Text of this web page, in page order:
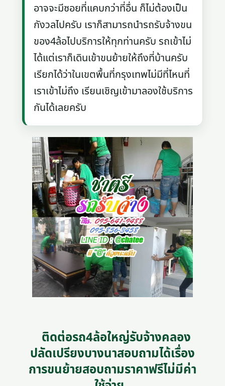
อาจจะมีซอยที่แคบกว่าที่อื่น ก็ไม่ต้องเป็น
กังวลไปครับ เราก็สามารถนำรถรับจ้างขน
ของ4ล้อไปบริการให้ทุกท่านครับ รถเข้าไม่
ได้แต่เราก็เดินเข้าขนย้ายให้ถึงที่บ้านครับ
เรียกได้ว่าในเขตพื้นที่กรุงเทพไม่มีที่ไหนที่
เราเข้าไม่ถึง เรียนเชิญเข้ามาลองใช้บริการ
กันได้เลยครับ
ติดต่อรถ4ล้อใหญ่รับจ้างคลอง
ปลัดเปรียงบางนาสอบถามได้เรื่อง
การขนย้ายสอบถามราคาฟรีไม่มีค่า